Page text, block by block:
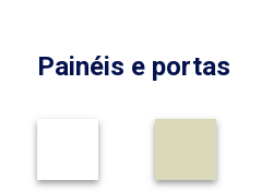
Painéis e portas